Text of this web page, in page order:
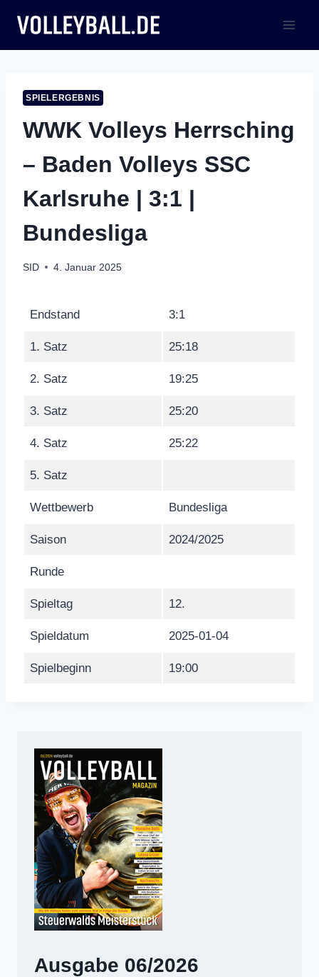
Inhalt
springen
SPIELERGEBNIS
WWK Volleys Herrsching
– Baden Volleys SSC
Karlsruhe | 3:1 |
Bundesliga
SID 4. Januar 2025
Endstand 3:1
1. Satz 25:18
2. Satz 19:25
3. Satz 25:20
4. Satz 25:22
5. Satz
Wettbewerb Bundesliga
Saison 2024/2025
Runde
Spieltag 12.
Spieldatum 2025-01-04
Spielbeginn 19:00
Ausgabe 06/2026